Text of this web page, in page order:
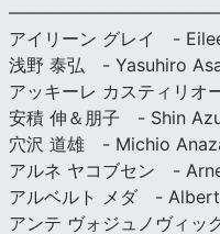
アイリーン グレイ -
浅野 泰弘 - Yasuhiro
アッキーレ カスティリ
安積 伸＆朋子 - Shin
穴沢 道雄 - Michio
アルネ ヤコブセン -
アルベルト メダ -
アンテ ヴォジュノヴィ